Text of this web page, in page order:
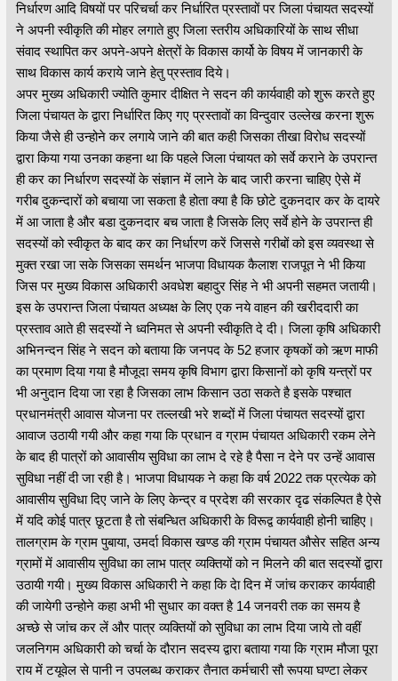
निर्धारण आदि विषयों पर परिचर्चा कर निर्धारित प्रस्तावों पर जिला पंचायत सदस्यों
ने अपनी स्वीकृति की मोहर लगाते हुए जिला स्तरीय अधिकारियों के साथ सीधा
संवाद स्थापित कर अपने-अपने क्षेत्रों के विकास कार्यो के विषय में जानकारी के
साथ विकास कार्य कराये जाने हेतु प्रस्ताव दिये।
अपर मुख्य अधिकारी ज्योति कुमार दीक्षित ने सदन की कार्यवाही को शुरू करते हुए
जिला पंचायत के द्वारा निर्धारित किए गए प्रस्तावों का विन्दुवार उल्लेख करना शुरू
किया जैसे ही उन्होने कर लगाये जाने की बात कही जिसका तीखा विरोध सदस्यों
द्वारा किया गया उनका कहना था कि पहले जिला पंचायत को सर्वे कराने के उपरान्त
ही कर का निर्धारण सदस्यों के संज्ञान में लाने के बाद जारी करना चाहिए ऐसे में
गरीब दुकन्दारों को बचाया जा सकता है होता क्या है कि छोटे दुकनदार कर के दायरे
में आ जाता है और बडा दुकनदार बच जाता है जिसके लिए सर्वे होने के उपरान्त ही
सदस्यों को स्वीकृत के बाद कर का निर्धारण करें जिससे गरीबों को इस व्यवस्था से
मुक्त रखा जा सके जिसका समर्थन भाजपा विधायक कैलाश राजपूत ने भी किया
जिस पर मुख्य विकास अधिकारी अवधेश बहादुर सिंह ने भी अपनी सहमत जतायी।
इस के उपरान्त जिला पंचायत अध्यक्ष के लिए एक नये वाहन की खरीददारी का
प्रस्ताव आते ही सदस्यों ने ध्वनिमत से अपनी स्वीकृति दे दी। जिला कृषि अधिकारी
अभिनन्दन सिंह ने सदन को बताया कि जनपद के 52 हजार कृषकों को ऋण माफी
का प्रमाण दिया गया है मौजूदा समय कृषि विभाग द्वारा किसानों को कृषि यन्त्रों पर
भी अनुदान दिया जा रहा है जिसका लाभ किसान उठा सकते है इसके पश्चात
प्रधानमंत्री आवास योजना पर तल्लखी भरे शब्दों में जिला पंचायत सदस्यों द्वारा
आवाज उठायी गयी और कहा गया कि प्रधान व ग्राम पंचायत अधिकारी रकम लेने
के बाद ही पात्रों को आवासीय सुविधा का लाभ दे रहे है पैसा न देने पर उन्हें आवास
सुविधा नहीं दी जा रही है। भाजपा विधायक ने कहा कि वर्ष 2022 तक प्रत्येक को
आवासीय सुविधा दिए जाने के लिए केन्द्र व प्रदेश की सरकार दृढ संकल्पित है ऐसे
में यदि कोई पात्र छूटता है तो संबन्धित अधिकारी के विरूद्व कार्यवाही होनी चाहिए।
तालग्राम के ग्राम पुबाया, उमर्दा विकास खण्ड की ग्राम पंचायत औसेर सहित अन्य
ग्रामों में आवासीय सुविधा का लाभ पात्र व्यक्तियों को न मिलने की बात सदस्यों द्वारा
उठायी गयी। मुख्य विकास अधिकारी ने कहा कि देा दिन में जांच कराकर कार्यवाही
की जायेगी उन्होने कहा अभी भी सुधार का वक्त है 14 जनवरी तक का समय है
अच्छे से जांच कर लें और पात्र व्यक्तियों को सुविधा का लाभ दिया जाये तो वहीं
जलनिगम अधिकारी को चर्चा के दौरान सदस्य द्वारा बताया गया कि ग्राम मौजा पूरा
राय में टयूवेल से पानी न उपलब्ध कराकर तैनात कर्मचारी सौ रूपया घण्टा लेकर